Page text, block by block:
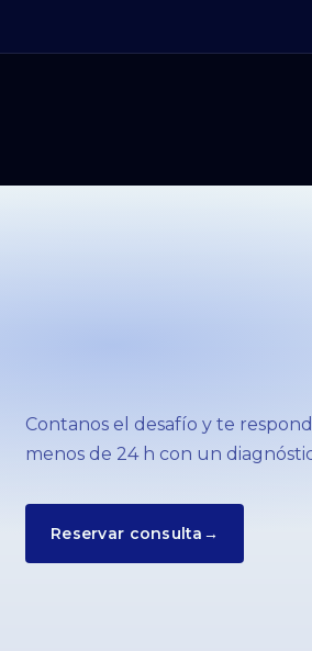
Contanos el desafío y te
menos de 24 h con un
Reservar consulta →